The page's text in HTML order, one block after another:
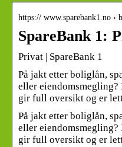
https:// www.sparebank1.no ›
SpareBank 1:
Privat | SpareBank 1
På jakt etter boliglån,
eller eiendomsmegling?
gir full oversikt og er
På jakt etter boliglån,
eller eiendomsmegling?
gir full oversikt og er